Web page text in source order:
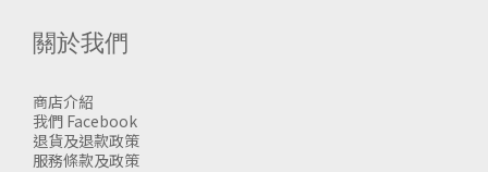
關於我們
商店介紹
我們 Facebook
退貨及退款政策
服務條款及政策